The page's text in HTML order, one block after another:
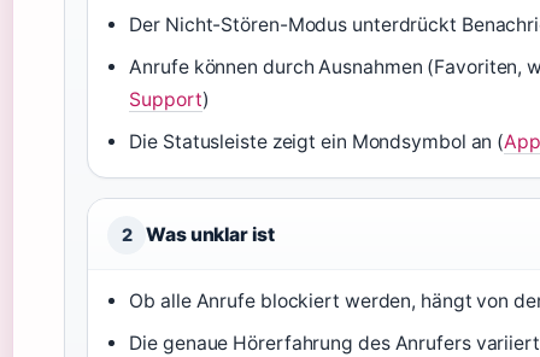
Der Nicht-Stören-Modus unterdrückt
Anrufe können durch Ausnahmen (Favoriten,
Support)
Die Statusleiste zeigt ein Mondsymbol an (
2 Was unklar ist
Ob alle Anrufe blockiert werden, hängt von
Die genaue Hörerfahrung des Anrufers